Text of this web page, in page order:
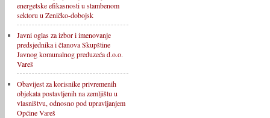
energetske efikasnosti u stambenom
sektoru u Zeničko-dobojsk
Javni oglas za izbor i imenovanje
predsjednika i članova Skupštine
Javnog komunalnog preduzeća d.o.o.
Vareš
Obavijest za korisnike privremenih
objekata postavljenih na zemljištu u
vlasništvu, odnosno pod upravljanjem
Općine Vareš